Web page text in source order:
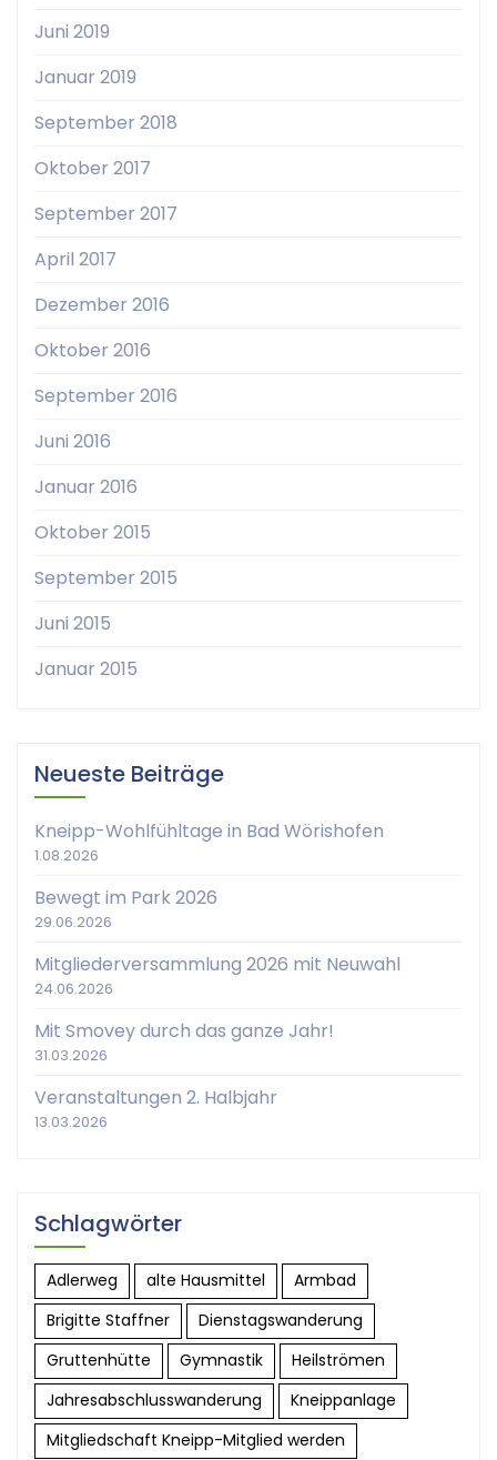
Juni 2019
Januar 2019
September 2018
Oktober 2017
September 2017
April 2017
Dezember 2016
Oktober 2016
September 2016
Juni 2016
Januar 2016
Oktober 2015
September 2015
Juni 2015
Januar 2015
Neueste Beiträge
Kneipp-Wohlfühltage in Bad Wörishofen
1.08.2026
Bewegt im Park 2026
29.06.2026
Mitgliederversammlung 2026 mit Neuwahl
24.06.2026
Mit Smovey durch das ganze Jahr!
31.03.2026
Veranstaltungen 2. Halbjahr
13.03.2026
Schlagwörter
Adlerweg alte Hausmittel
Armbad
Brigitte Staffner
Dienstagswanderung
Gruttenhütte
Gymnastik
Heilströmen
Jahresabschlusswanderung
Kneippanlage
Mitgliedschaft Kneipp-Mitglied werden